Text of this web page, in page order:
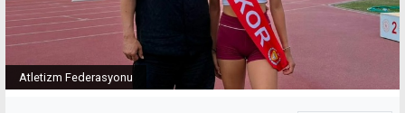
Atletizm Federasyonu